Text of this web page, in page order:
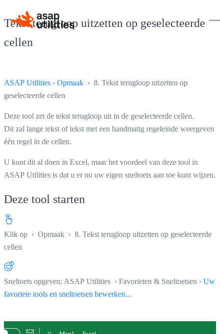
Tekst terugloop uitzetten op geselecteerde
cellen
ASAP Utilities › Opmaak › 8. Tekst terugloop uitzetten op
geselecteerde cellen
Deze tool zet de tekst terugloop uit in de geselecteerde cellen.
Dit zal lange tekst of tekst met een handmatig regeleinde weergeven
één regel in de cellen.
U kunt dit al doen in Excel, maar het voordeel van deze tool in
ASAP Utilities is dat u er nu uw eigen sneltoets aan toe kunt wijzen.
Deze tool starten
Klik op › Opmaak › 8. Tekst terugloop uitzetten op geselecteerde
cellen
Sneltoets opgeven: ASAP Utilities › Favorieten & Sneltoetsen › Uw
favoriete tools en sneltoetsen bewerken...